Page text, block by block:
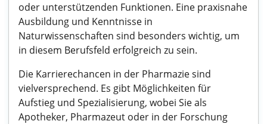
oder unterstützenden Funktionen. Eine praxisnahe
Ausbildung und Kenntnisse in
Naturwissenschaften sind besonders wichtig, um
in diesem Berufsfeld erfolgreich zu sein.
Die Karrierechancen in der Pharmazie sind
vielversprechend. Es gibt Möglichkeiten für
Aufstieg und Spezialisierung, wobei Sie als
Apotheker, Pharmazeut oder in der Forschung